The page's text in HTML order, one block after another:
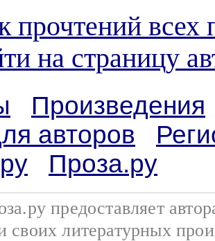
прочтений всех
на страницу
Произведения
авторов
Проза.ру
предоставляет
своих литературных